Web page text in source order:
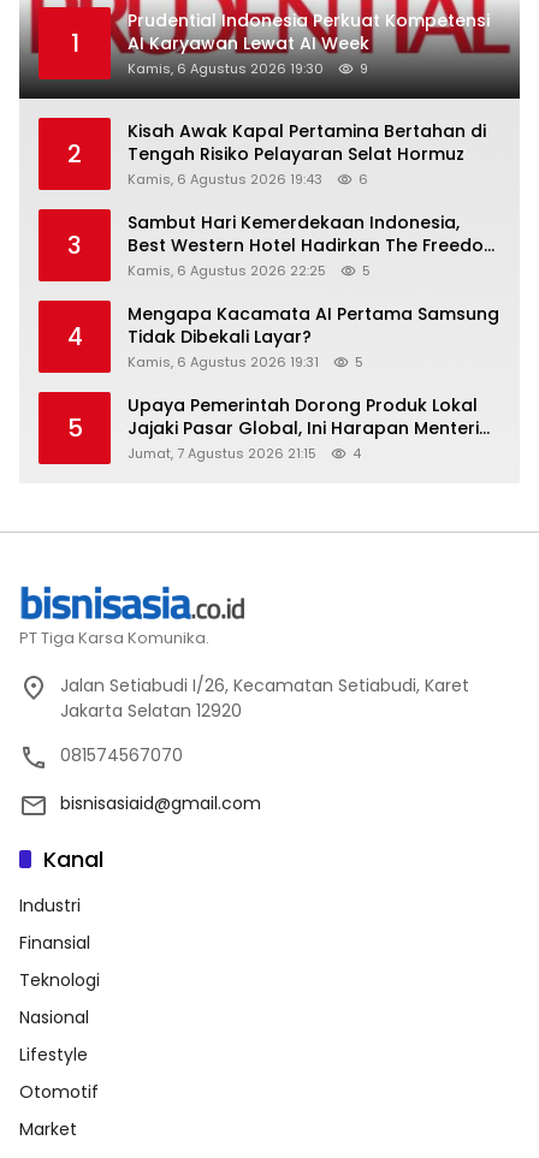
1
Prudential Indonesia Perkuat Kompetensi
AI Karyawan Lewat AI Week
Kamis, 6 Agustus 2026 19:30 9
2
Kisah Awak Kapal Pertamina Bertahan di
Tengah Risiko Pelayaran Selat Hormuz
Kamis, 6 Agustus 2026 19:43 6
3
Sambut Hari Kemerdekaan Indonesia,
Best Western Hotel Hadirkan The Freedom
Stay Diskon Hingga 45%
Kamis, 6 Agustus 2026 22:25 5
4
Mengapa Kacamata AI Pertama Samsung
Tidak Dibekali Layar?
Kamis, 6 Agustus 2026 19:31 5
5
Upaya Pemerintah Dorong Produk Lokal
Jajaki Pasar Global, Ini Harapan Menteri
Perindustrian RI Lewat ILT dan IGT Expo
Jumat, 7 Agustus 2026 21:15 4
PT Tiga Karsa Komunika.
Jalan Setiabudi I/26, Kecamatan Setiabudi, Karet
Jakarta Selatan 12920
081574567070
bisnisasiaid@gmail.com
Kanal
Industri
Finansial
Teknologi
Nasional
Lifestyle
Otomotif
Market